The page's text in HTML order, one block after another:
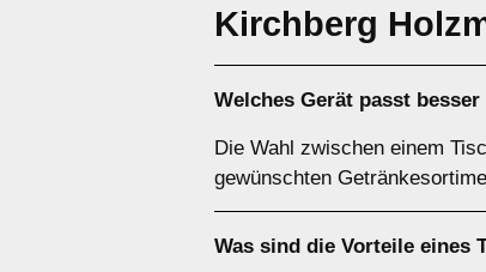
Kirchberg
Welches Gerät passt
Die Wahl zwischen einem
gewünschten
Was sind die Vorteile eines